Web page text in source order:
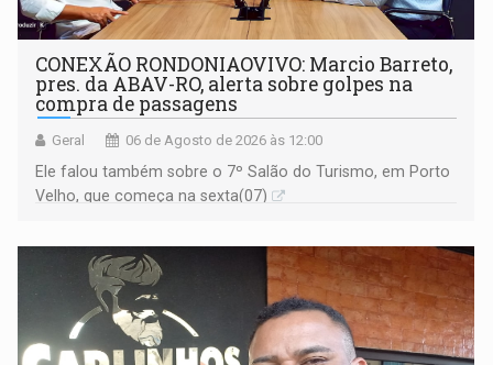
CONEXÃO RONDONIAOVIVO: Marcio Barreto,
pres. da ABAV-RO, alerta sobre golpes na
compra de passagens
Geral 06 de Agosto de 2026 às 12:00
Ele falou também sobre o 7º Salão do Turismo, em Porto
Velho, que começa na sexta(07)